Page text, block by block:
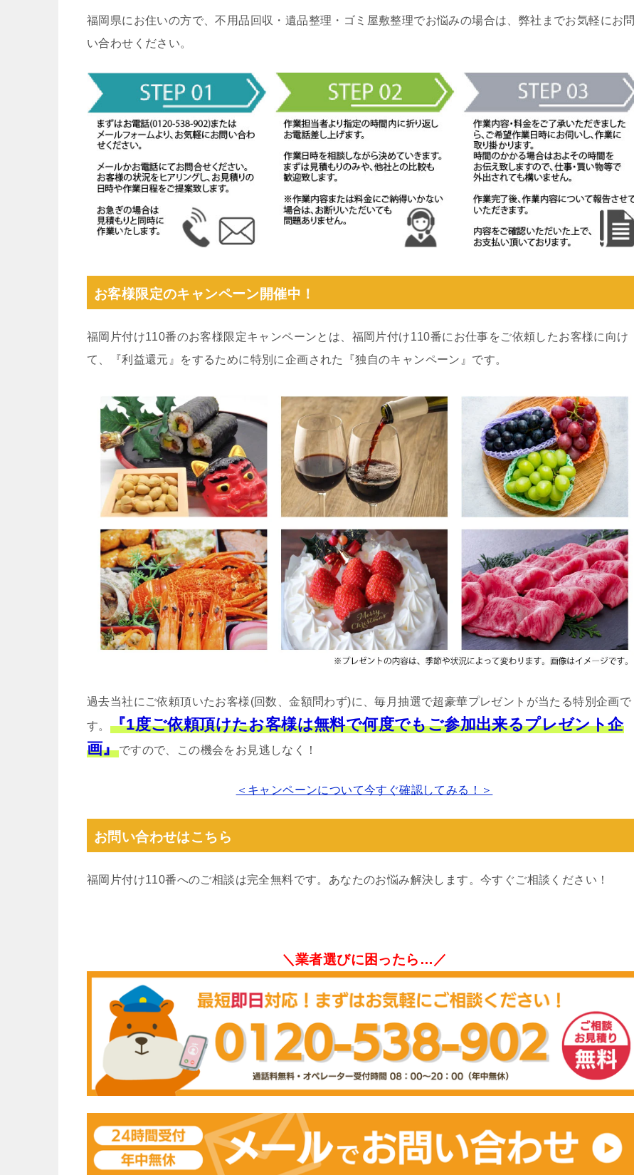
福岡県にお住いの方で、不用品回収・遺品整理・ゴミ屋敷整理でお悩みの場合は、弊社までお気軽にお問
い合わせください。
お客様限定のキャンペーン開催中！
福岡片付け110番のお客様限定キャンペーンとは、福岡片付け110番にお仕事をご依頼したお客様に向け
て、『利益還元』をするために特別に企画された『独自のキャンペーン』です。
過去当社にご依頼頂いたお客様(回数、金額問わず)に、毎月抽選で超豪華プレゼントが当たる特別企画で
す。 『1度ご依頼頂けたお客様は無料で何度でもご参加出来るプレゼント企
画』ですので、この機会をお見逃しなく！
＜キャンペーンについて今すぐ確認してみる！＞
お問い合わせはこちら
福岡片付け110番へのご相談は完全無料です。あなたのお悩み解決します。今すぐご相談ください！
＼業者選びに困ったら…／